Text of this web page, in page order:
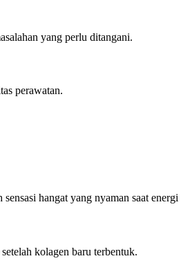
yang perlu ditangani.
perawatan.
hangat yang nyaman saat energi
kolagen baru terbentuk.